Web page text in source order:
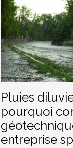
Pluies
pourquoi
entreprise